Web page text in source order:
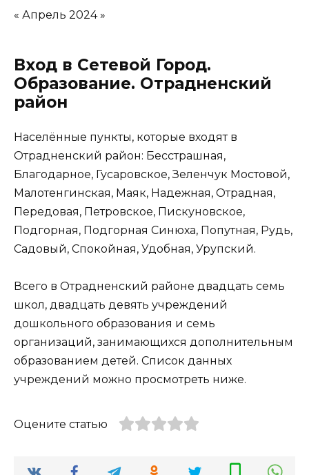
« Апрель 2024 »
Вход в Сетевой Город.
Образование. Отрадненский
район
Населённые пункты, которые входят в
Отрадненский район: Бесстрашная,
Благодарное, Гусаровское, Зеленчук Мостовой,
Малотенгинская, Маяк, Надежная, Отрадная,
Передовая, Петровское, Пискуновское,
Подгорная, Подгорная Синюха, Попутная, Рудь,
Садовый, Спокойная, Удобная, Урупский.
Всего в Отрадненский районе двадцать семь
школ, двадцать девять учреждений
дошкольного образования и семь
организаций, занимающихся дополнительным
образованием детей. Список данных
учреждений можно просмотреть ниже.
Оцените статью